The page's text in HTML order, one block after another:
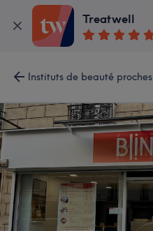
Treatwell
Instituts de beauté proches